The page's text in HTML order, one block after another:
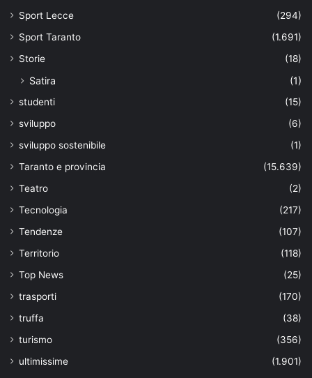
Sport Lecce
(294)
Sport Taranto
(1.691)
Storie
(18)
Satira (1)
studenti
(15)
sviluppo
(6)
sviluppo sostenibile
(1)
Taranto e provincia
(15.639)
Teatro
(2)
Tecnologia
(217)
Tendenze
(107)
Territorio
(118)
Top News
(25)
trasporti
(170)
truffa
(38)
turismo
(356)
ultimissime
(1.901)